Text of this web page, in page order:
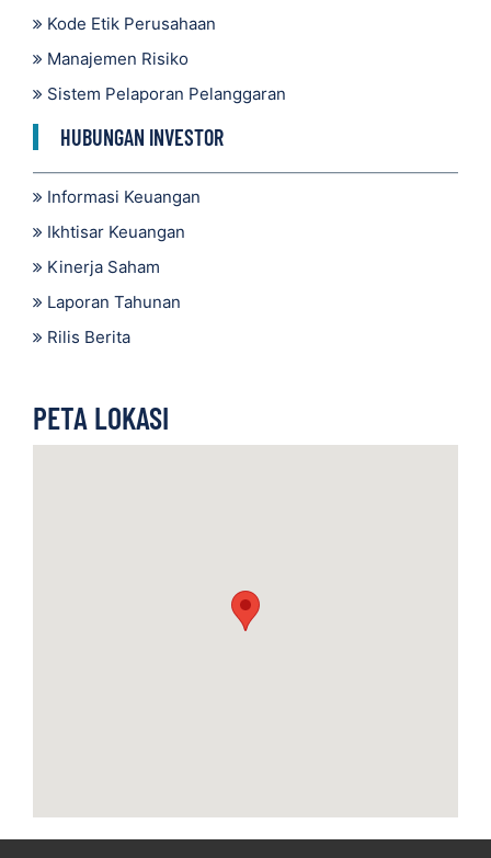
Kode Etik Perusahaan
Manajemen Risiko
Sistem Pelaporan Pelanggaran
HUBUNGAN INVESTOR
Informasi Keuangan
Ikhtisar Keuangan
Kinerja Saham
Laporan Tahunan
Rilis Berita
PETA LOKASI